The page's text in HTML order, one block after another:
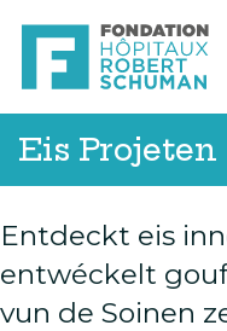
Eis Projeten
Entdeckt eis
entwéckelt
vun de Soinen